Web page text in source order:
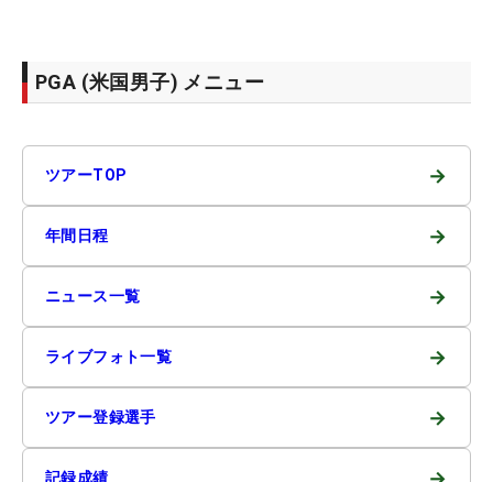
PGA (米国男子) メニュー
ツアーTOP →
年間日程 →
ニュース一覧 →
ライブフォト一覧 →
ツアー登録選手 →
記録成績